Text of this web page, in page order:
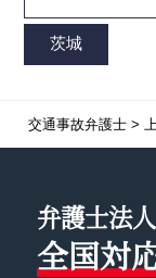
交通事故弁護士>
弁護士法
全国対